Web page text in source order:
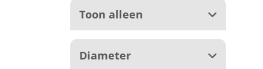
Toon alleen
Diameter